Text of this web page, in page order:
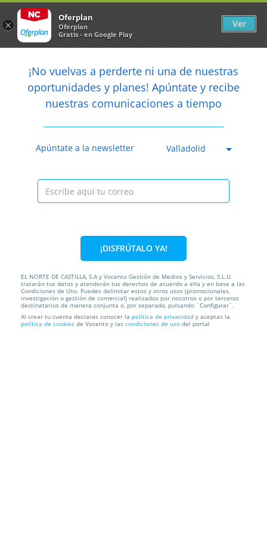

Caducada
Anterior
36% 70€ 45€
Limpieza facial + lifting de pestañas con opción a
tinte y d...
R&B Monroy Estética Corporal C/ Peral, 11, 47007. Valladolid.
arrow_back Newsletter
¡No vuelvas a perderte ni una de nuestras
oportunidades y planes! Apúntate y recibe
nuestras comunicaciones a tiempo
Apúntate a la newsletter Valladolid
¡DISFRÚTALO YA!
EL NORTE DE CASTILLA, S.A y Vocento Gestión de Medios y Servicios, S.L.U
tratarán tus datos y atenderán tus derechos de acuerdo a ella y en base a las
Condiciones de Uso. Puedes delimitar estos y otros usos (promocionales,
investigación o gestión de comercial) realizados por nosotros o por terceros
destinatarios de manera conjunta o, por separado, pulsando ¨Configurar¨.
Al crear tu cuenta declaras conocer la política de privacidad y aceptas la
política de cookies de Vocento y las condiciones de uso del portal
×
Oferplan
Oferplan
Gratis - en Google Play
Ver